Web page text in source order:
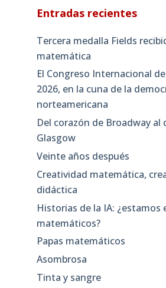
Entradas recientes
Tercera medalla Fields
matemática
El Congreso Internacional
2026, en la cuna de la
norteamericana
Del corazón de Broadway al
Glasgow
Veinte años después
Creatividad matemática,
didáctica
Historias de la IA: ¿estamos
matemáticos?
Papas matemáticos
Asombrosa
Tinta y sangre